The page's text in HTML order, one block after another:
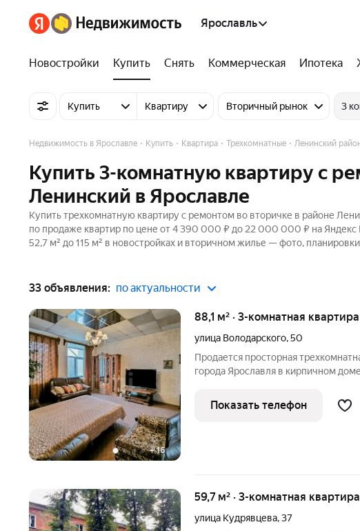
Ярославль
Новостройки Купить Снять Коммерческая Ипотека
Купить Квартиру Вторичный рынок 3
Недвижимость в Ярославле Купить Квартира Трехкомнатные Ленинский
Купить 3-комнатную квартиру с
Ленинский в Ярославле
Купить трехкомнатную квартиру с ремонтом во вторичке в районе
по продаже квартир по цене от 4 390 000 ₽ до 22 000 000 ₽ на
52,7 м² до 115 м² в новостройках и вторичном жилье — фото,
33 объявления: по актуальности
+16
88,1 м² · 3-комнатная
улица Володарского,50
Продается просторная
города Ярославля в кирпичном
покрытие ковролин, заменена
выровнены полы и стены,
Показать телефон
59,7 м² · 3-комнатная
улица Кудрявцева,37